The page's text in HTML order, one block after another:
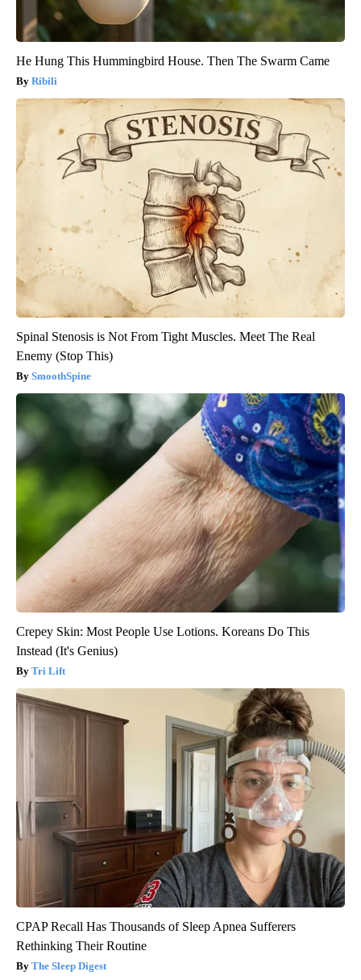
He Hung This Hummingbird House. Then The Swarm Came
Ribili
Spinal Stenosis is Not From Tight Muscles. Meet The Real
Enemy (Stop This)
SmoothSpine
Crepey Skin: Most People Use Lotions. Koreans Do This
Instead (It's Genius)
Tri Lift
CPAP Recall Has Thousands of Sleep Apnea Sufferers
Rethinking Their Routine
The Sleep Digest